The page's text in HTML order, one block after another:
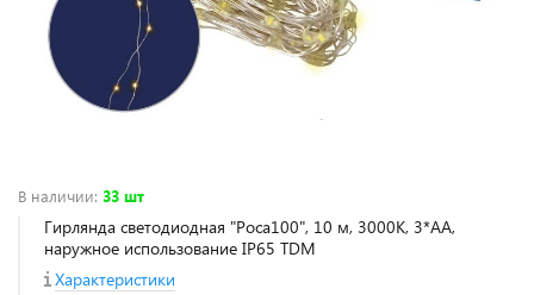
В наличии: 33 шт
Гирлянда светодиодная "Роса100", 10 м, 3000К, 3*АА,
наружное использование IP65 TDM
Характеристики